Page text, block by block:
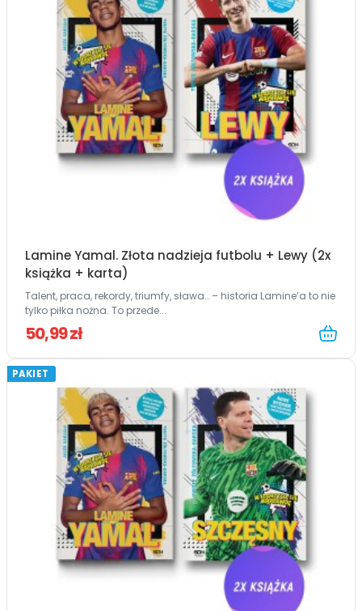
Lamine Yamal. Złota nadzieja futbolu + Lewy (2x
książka + karta)
Talent, praca, rekordy, triumfy, sława… – historia Lamine’a to nie
tylko piłka nożna. To przede...
50,99 zł
PAKIET